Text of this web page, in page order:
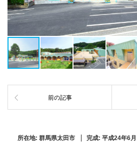
前の記事
所在地: 群馬県太田市 完成: 平成24年6月